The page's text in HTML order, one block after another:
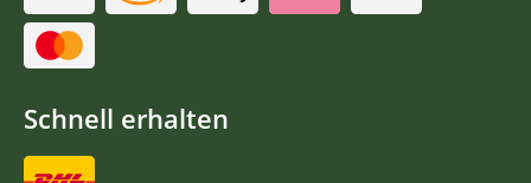
Schnell erhalten